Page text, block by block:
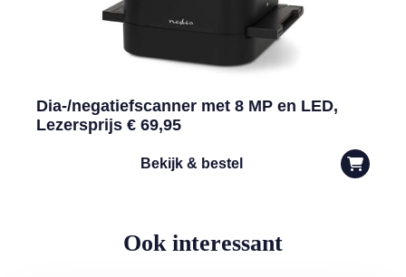
Dia-/negatiefscanner met 8 MP en LED,
Lezersprijs € 69,95
Bekijk & bestel
Ook interessant